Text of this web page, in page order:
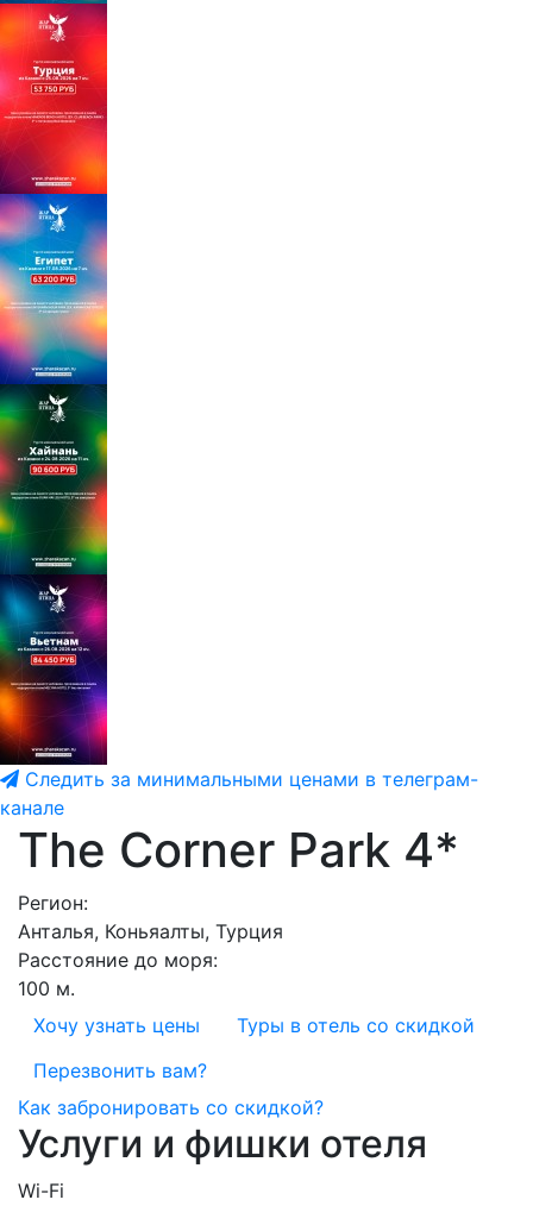
Следить за минимальными ценами в телеграм-
канале
The Corner Park 4*
Регион:
Анталья, Коньяалты, Турция
Расстояние до моря:
100 м.
Хочу узнать цены
Туры в отель со скидкой
Перезвонить вам?
Как забронировать со скидкой?
Услуги и фишки отеля
Wi-Fi